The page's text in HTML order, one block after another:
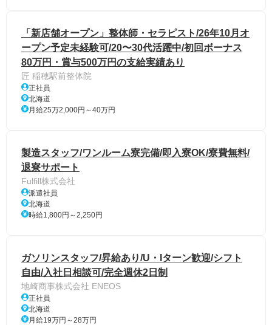
「新店舗オープン」整体師・セラピスト/26年10月オ
ープン予定未経験可/20〜30代活躍中/初回ボーナス
80万円・賞与500万円の支給実績あり
匠 稲穂駅前整体院
正社員
北海道
月給25万2,000円～40万円
製造スタッフ/ワンルーム寮完備/即入寮OK/寮費無料/
退寮サポート
Fulfill株式会社
派遣社員
北海道
時給1,800円～2,250円
ガソリンスタッフ/昇給あり/U・Iターン歓迎/シフト
自由/入社日相談可/完全週休2日制
地崎商事株式会社 ENEOS
正社員
北海道
月給19万円～28万円